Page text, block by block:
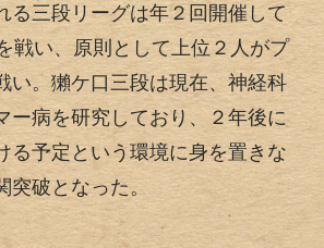
三段リーグは年２回開催して
戦い、原則として上位２人がプ
い。獺ケ口三段は現在、神経科
ー病を研究しており、２年後に
る予定という環境に身を置きな
突破となった。